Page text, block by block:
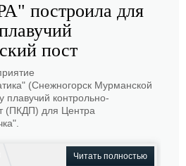
построила для
пост
(Снежногорск Мурманской
плавучий контрольно-
(ПКДП) для Центра
Читать полностью